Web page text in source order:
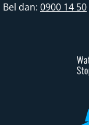
Bel dan: 0900 14 50